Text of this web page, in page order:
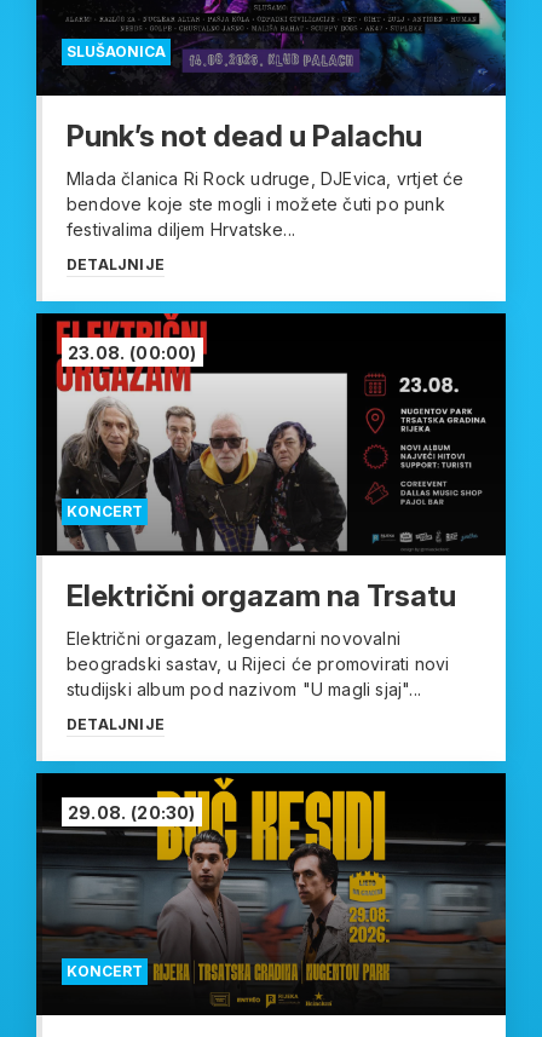
SLUŠAONICA
Punk’s not dead u Palachu
Mlada članica Ri Rock udruge, DJEvica, vrtjet će
bendove koje ste mogli i možete čuti po punk
festivalima diljem Hrvatske...
DETALJNIJE
KONCERT
23.08. (00:00)
Električni orgazam na Trsatu
Električni orgazam, legendarni novovalni
beogradski sastav, u Rijeci će promovirati novi
studijski album pod nazivom "U magli sjaj"...
DETALJNIJE
KONCERT
29.08. (20:30)